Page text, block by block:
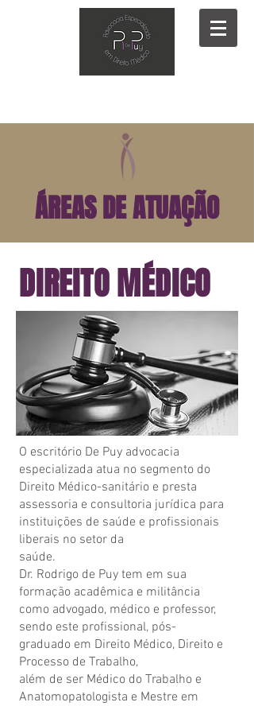
ÁREAS DE ATUAÇÃO
DIREITO MÉDICO
O escritório De Puy advocacia
especializada atua no segmento do
Direito Médico-sanitário e presta
assessoria e consultoria jurídica para
instituições de saúde e profissionais
liberais no setor da
saúde.
Dr. Rodrigo de Puy tem em sua
formação acadêmica e militância
como advogado, médico e professor,
sendo este profissional, pós-
graduado em Direito Médico, Direito e
Processo de Trabalho,
além de ser Médico do Trabalho e
Anatomopatologista e Mestre em